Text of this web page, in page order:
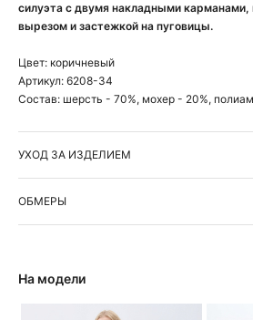
силуэта с двумя накладными
вырезом и застежкой на пуговицы.
Цвет: коричневый
Артикул: 6208-34
Состав: шерсть - 70%, мохер - 20%,
УХОД ЗА ИЗДЕЛИЕМ
ОБМЕРЫ
На модели